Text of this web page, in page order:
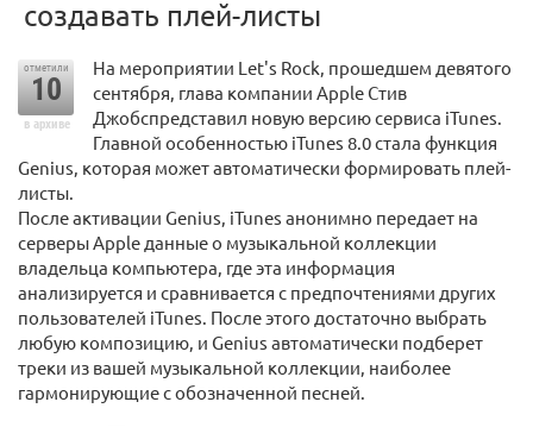
создавать плей-листы
отметили
10
в архиве
На мероприятии Let's Rock, прошедшем девятого
сентября, глава компании Apple Стив
Джобспредставил новую версию сервиса iTunes.
Главной особенностью iTunes 8.0 стала функция
Genius, которая может автоматически формировать плей-
листы.
После активации Genius, iTunes анонимно передает на
серверы Apple данные о музыкальной коллекции
владельца компьютера, где эта информация
анализируется и сравнивается с предпочтениями других
пользователей iTunes. После этого достаточно выбрать
любую композицию, и Genius автоматически подберет
треки из вашей музыкальной коллекции, наиболее
гармонирующие с обозначенной песней.